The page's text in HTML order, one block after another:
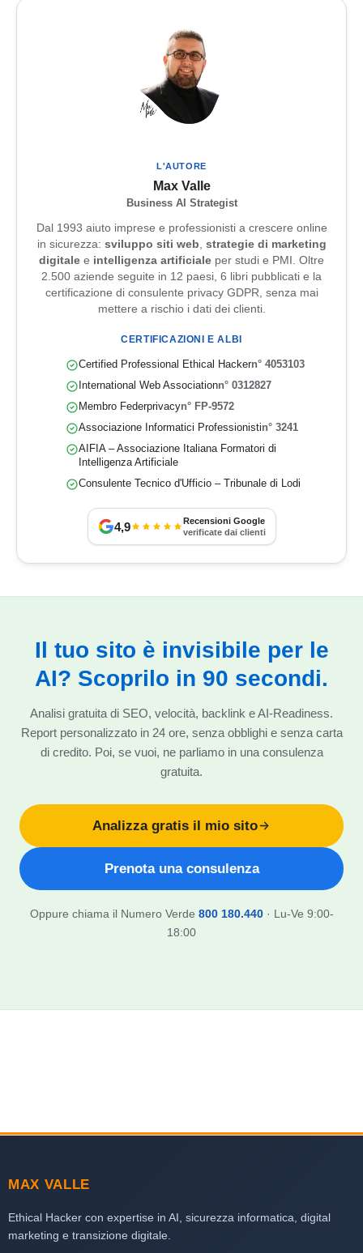
L'AUTORE
Max Valle
Business AI Strategist
Dal 1993 aiuto imprese e professionisti a crescere online
in sicurezza: sviluppo siti web, strategie di marketing
digitale e intelligenza artificiale per studi e PMI. Oltre
2.500 aziende seguite in 12 paesi, 6 libri pubblicati e la
certificazione di consulente privacy GDPR, senza mai
mettere a rischio i dati dei clienti.
CERTIFICAZIONI E ALBI
Certified Professional Ethical Hackern° 4053103
International Web Associationn° 0312827
Membro Federprivacyn° FP-9572
Associazione Informatici Professionistin° 3241
AIFIA – Associazione Italiana Formatori di
Intelligenza Artificiale
Consulente Tecnico d'Ufficio – Tribunale di Lodi
4,9
Recensioni Google
verificate dai clienti
Il tuo sito è invisibile per le
AI? Scoprilo in 90 secondi.
Analisi gratuita di SEO, velocità, backlink e AI-Readiness.
Report personalizzato in 24 ore, senza obblighi e senza carta
di credito. Poi, se vuoi, ne parliamo in una consulenza
gratuita.
Analizza gratis il mio sito
Prenota una consulenza
Oppure chiama il Numero Verde 800 180.440· Lu-Ve 9:00-
18:00
MAX VALLE
Ethical Hacker con expertise in AI, sicurezza informatica, digital
marketing e transizione digitale.